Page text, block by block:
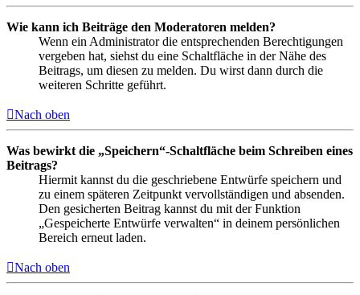
Wie kann ich Beiträge den Moderatoren melden?
Wenn ein Administrator die entsprechenden Berechtigungen
vergeben hat, siehst du eine Schaltfläche in der Nähe des
Beitrags, um diesen zu melden. Du wirst dann durch die
weiteren Schritte geführt.
Nach oben
Was bewirkt die „Speichern“-Schaltfläche beim Schreiben eines
Beitrags?
Hiermit kannst du die geschriebene Entwürfe speichern und
zu einem späteren Zeitpunkt vervollständigen und absenden.
Den gesicherten Beitrag kannst du mit der Funktion
„Gespeicherte Entwürfe verwalten“ in deinem persönlichen
Bereich erneut laden.
Nach oben